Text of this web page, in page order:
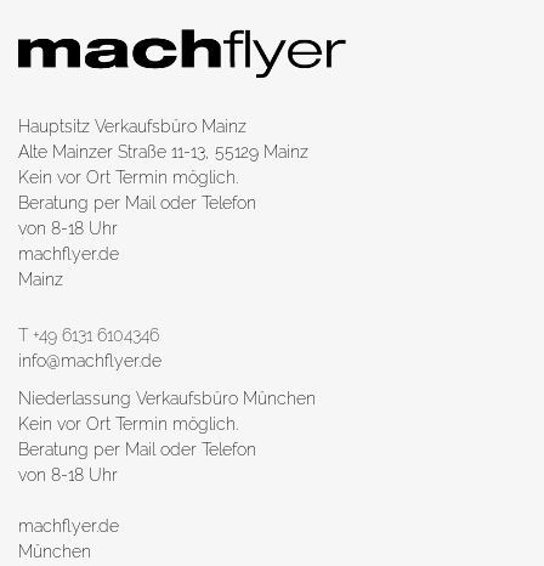
Hauptsitz Verkaufsbüro Mainz
Alte Mainzer Straße 11-13, 55129 Mainz
Kein vor Ort Termin möglich.
Beratung per Mail oder Telefon
von 8-18 Uhr
machflyer.de
Mainz
T +49 6131 6104346
info@machflyer.de
Niederlassung Verkaufsbüro München
Kein vor Ort Termin möglich.
Beratung per Mail oder Telefon
von 8-18 Uhr
machflyer.de
München